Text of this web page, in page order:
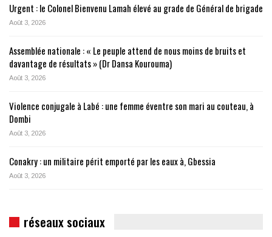
Urgent : le Colonel Bienvenu Lamah élevé au grade de Général de brigade
Août 3, 2026
Assemblée nationale : « Le peuple attend de nous moins de bruits et
davantage de résultats » (Dr Dansa Kourouma)
Août 3, 2026
Violence conjugale à Labé : une femme éventre son mari au couteau, à
Dombi
Août 3, 2026
Conakry : un militaire périt emporté par les eaux à, Gbessia
Août 3, 2026
réseaux sociaux